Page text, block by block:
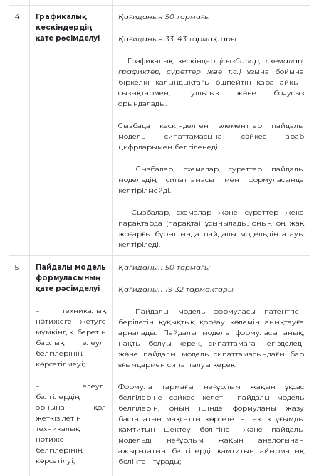
4
Графикалық
кескіндердің
қате рәсімделуі
Қағиданың 50 тармағы
Қағиданың 33, 43 тармақтары
Графикалық кескіндер(сызбалар, схемалар,
графиктер, суреттер және т.с.) ұзына бойына
біркелкі қалыңдықтағы өшпейтін қара айқын
сызықтармен, тушьсыз және бояусыз
орындалады.
Сызбада кескінделген элементтер пайдалы
модель сипаттамасына сәйкес араб
цифрларымен белгіленеді.
Сызбалар, схемалар, суреттер пайдалы
модельдің сипаттамасы мен формуласында
келтірілмейді.
Сызбалар, схемалар және суреттер жеке
парақтарда (парақта) ұсынылады, оның оң жақ
жоғарғы бұрышында пайдалы модельдің атауы
келтіріледі.
5
Пайдалы модель
формуласының
қате рәсімделуі
–
техникалық
нәтижеге жетуге
мүмкіндік беретін
барлық елеулі
белгілерінің
көрсетілмеуі;
– елеулі
белгілердің
орнына қол
жеткізілетін
техникалық
нәтиже
белгілерінің
көрсетілуі;
Қағиданың 50 тармағы
Қағиданың 19-32 тармақтары
Пайдалы модель формуласы патентпен
берілетін құқықтық қорғау көлемін анықтауға
арналады. Пайдалы модель формуласы анық,
нақты болуы керек, сипаттамаға негізделеді
және пайдалы модель сипаттамасындағы бар
ұғымдармен сипатталуы керек.
Формула тармағы неғұрлым жақын ұқсас
белгілеріне сәйкес келетін пайдалы модель
белгілерін, оның ішінде формуланы жазу
басталатын мақсатты көрсететін тектік ұғымды
қамтитын шектеу бөлігінен және пайдалы
модельді неғұрлым жақын аналогынан
ажырататын белгілерді қамтитын айырмалық
бөліктен тұрады;